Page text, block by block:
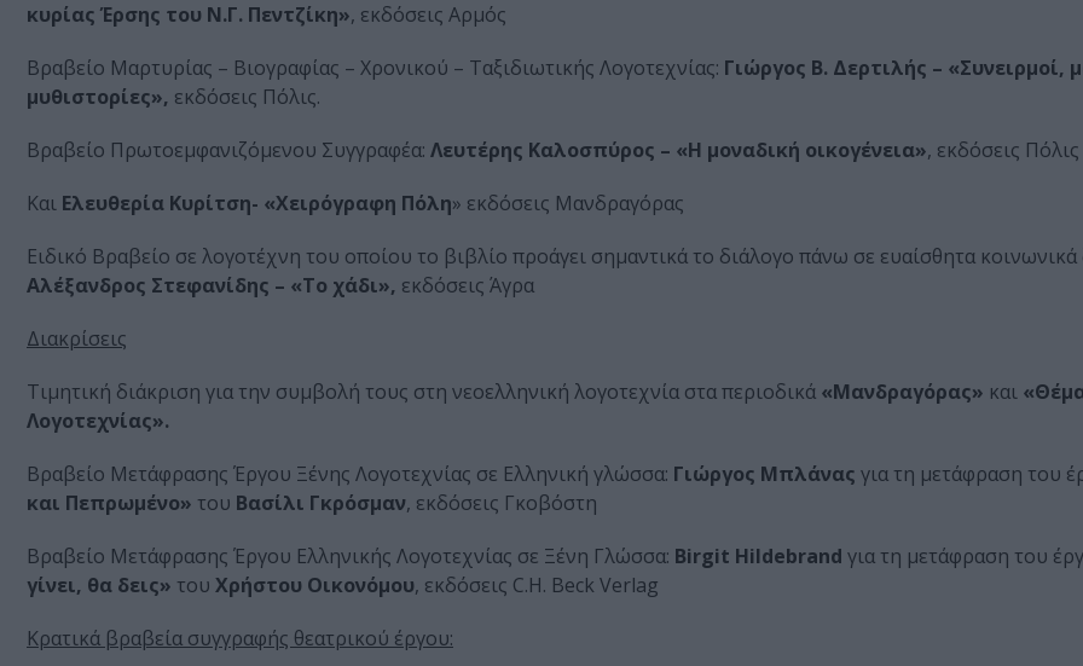
κυρίας Έρσης του Ν.Γ. Πεντζίκη», εκδόσεις Αρμός
Βραβείο Μαρτυρίας – Βιογραφίας – Χρονικού – Ταξιδιωτικής Λογοτεχνίας: Γιώργος Β. Δερτιλής – «Συνειρμοί,
μυθιστορίες», εκδόσεις Πόλις.
Βραβείο Πρωτοεμφανιζόμενου Συγγραφέα: Λευτέρης Καλοσπύρος – «Η μοναδική οικογένεια», εκδόσεις Πόλις
Και Ελευθερία Κυρίτση- «Χειρόγραφη Πόλη» εκδόσεις Μανδραγόρας
Ειδικό Βραβείο σε λογοτέχνη του οποίου το βιβλίο προάγει σημαντικά το διάλογο πάνω σε ευαίσθητα κοινωνικά
Αλέξανδρος Στεφανίδης – «Το χάδι», εκδόσεις Άγρα
Διακρίσεις
Τιμητική διάκριση για την συμβολή τους στη νεοελληνική λογοτεχνία στα περιοδικά «Μανδραγόρας» και
Λογοτεχνίας».
Βραβείο Μετάφρασης Έργου Ξένης Λογοτεχνίας σε Ελληνική γλώσσα: Γιώργος Μπλάνας για τη μετάφραση του
και Πεπρωμένο» του Βασίλι Γκρόσμαν, εκδόσεις Γκοβόστη
Βραβείο Μετάφρασης Έργου Ελληνικής Λογοτεχνίας σε Ξένη Γλώσσα: Birgit Hildebrand για τη μετάφραση του
γίνει, θα δεις» του Χρήστου Οικονόμου, εκδόσεις C.H. Beck Verlag
Κρατικά βραβεία συγγραφής θεατρικού έργου: